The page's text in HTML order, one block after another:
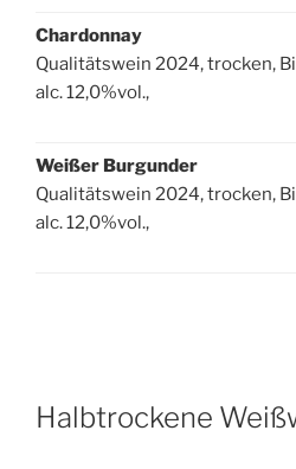
Chardonnay
Qualitätswein 2024, trocken,
alc. 12,0%vol.,
Weißer Burgunder
Qualitätswein 2024, trocken,
alc. 12,0%vol.,
Halbtrockene